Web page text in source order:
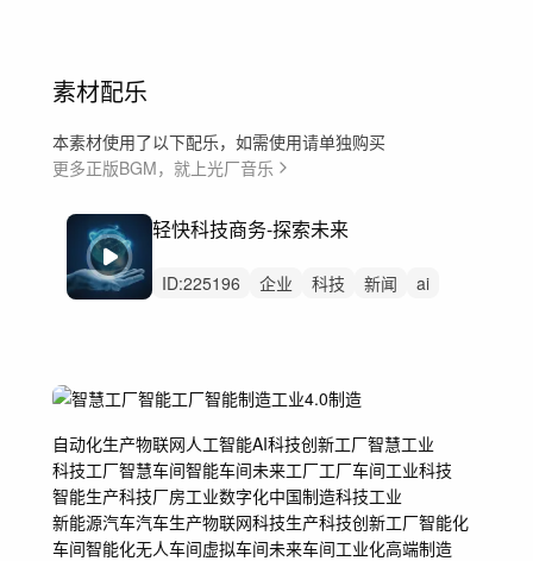
素材配乐
本素材使用了以下配乐，如需使用请单独购买
更多正版BGM，就上光厂音乐
轻快科技商务-探索未来
ID:225196 企业 科技 新闻
ai
工厂工业流水线
旅游学校宣传
自动化生产物联网人工智能AI科技创新工厂智慧工业
科技工厂智慧车间智能车间未来工厂工厂车间工业科技
智能生产科技厂房工业数字化中国制造科技工业
新能源汽车汽车生产物联网科技生产科技创新工厂智能化
车间智能化无人车间虚拟车间未来车间工业化高端制造